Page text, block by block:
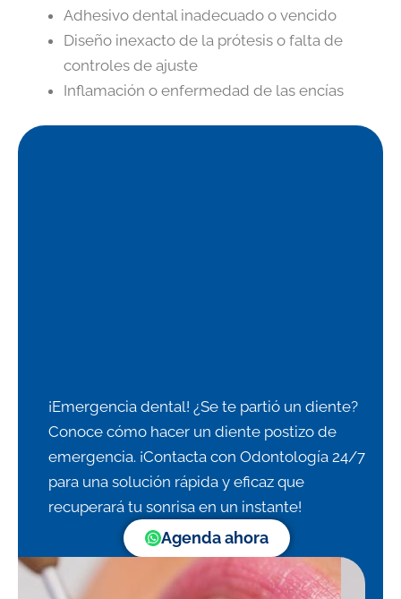
Adhesivo dental inadecuado o vencido
Diseño inexacto de la prótesis o falta de
controles de ajuste
Inflamación o enfermedad de las encías
¡Emergencia dental! ¿Se te partió un diente?
Conoce cómo hacer un diente postizo de
emergencia. ¡Contacta con Odontología 24/7
para una solución rápida y eficaz que
recuperará tu sonrisa en un instante!
Agenda ahora